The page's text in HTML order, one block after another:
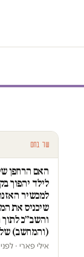
עוד בחם
האם הרחפן
לילד יהפוך
למכשיר
שיכניס את
והשב״כ לתוך
(והמחשב)
אילי פארי · לפני 20 שעות